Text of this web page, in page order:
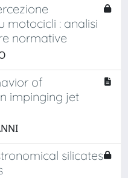
motocicli : analisi
normative
of
impinging jet
silicates